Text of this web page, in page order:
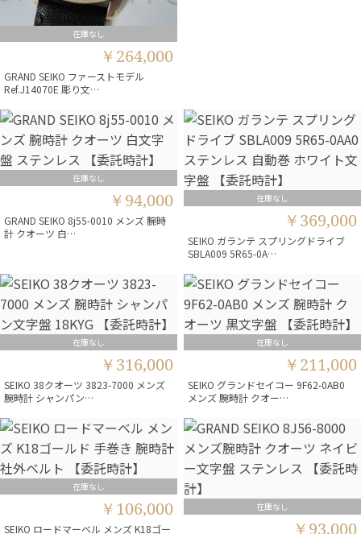
在庫なし
￥264,000
GRAND SEIKO ファーストモデル
Ref.J14070E 彫り文…
在庫なし
￥94,000
GRAND SEIKO 8j55-0010 メンズ 腕時
計 クオーツ 白…
在庫なし
￥369,000
SEIKO ガランテ スプリングドライブ
SBLA009 5R65-0A…
在庫なし
￥316,000
SEIKO 38クオーツ 3823-7000 メンズ
腕時計 シャンパン…
在庫なし
￥211,000
SEIKO グランドセイコー 9F62-0AB0
メンズ 腕時計 クオー…
在庫なし
￥106,000
SEIKO ロードマーベル メンズ K18ゴー
在庫なし
￥93,000